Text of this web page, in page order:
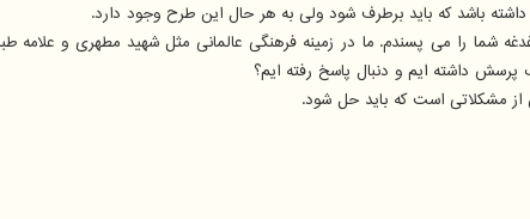
باشد که باید برطرف شود ولی به هر حال این طرح وجود دارد.
را می پسندم. ما در زمینه فرهنگی عالمانی مثل شهید مطهری و علامه
پرسش داشته ایم و دنبال پاسخ رفته ایم؟
از مشکلاتی است که باید حل شود.